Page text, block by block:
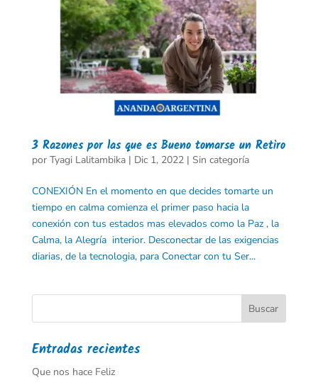
3 Razones por las que es Bueno tomarse un Retiro
por Tyagi Lalitambika| Dic 1, 2022| Sin categoría
CONEXIÓN En el momento en que decides tomarte un
tiempo en calma comienza el primer paso hacia la
conexión con tus estados mas elevados como la Paz , la
Calma, la Alegría interior. Desconectar de las exigencias
diarias, de la tecnologia, para Conectar con tu Ser...
Entradas recientes
Que nos hace Feliz